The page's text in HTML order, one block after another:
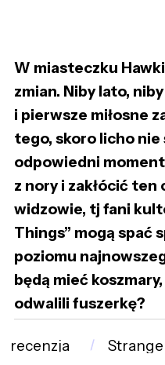
W miasteczku
zmian. Niby lato,
i pierwsze miłosne
tego, skoro licho nie
odpowiedni
z nory i zakłócić
widzowie, tj fani
Things” mogą spać
poziomu
będą mieć
odwalili fuszerkę?
recenzja